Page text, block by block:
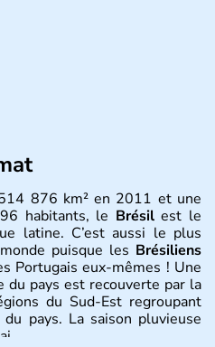
876 km² en 2011 et une
habitants, le Brésilest le
latine. C’est aussi le plus
puisque les Brésiliens
Portugais eux-mêmes ! Une
du pays est recouverte par la
du Sud-Est regroupant
pays. La saison pluvieuse